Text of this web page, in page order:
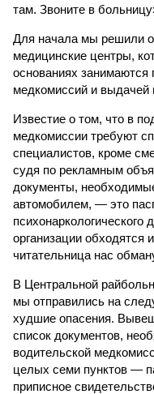
там. Звоните в
Для начала мы решили
медицинские центры,
основаниях занимаются
медкомиссий и
Известие о том, что в
медкомиссии требуют
специалистов, кроме
судя по рекламным
документы,
автомобилем, — это
психонаркологического
организации обходятся
читательница нас
В Центральной
мы отправились на
худшие опасения.
список документов,
водительской
целых семи пунктов —
приписное